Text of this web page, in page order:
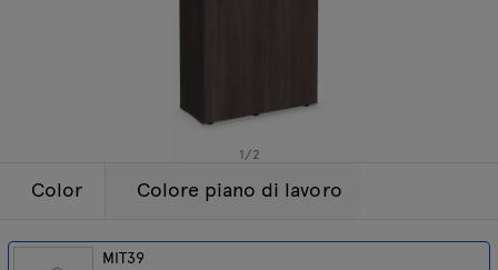
1/2
Color
MIT39
Colore piano di lavoro